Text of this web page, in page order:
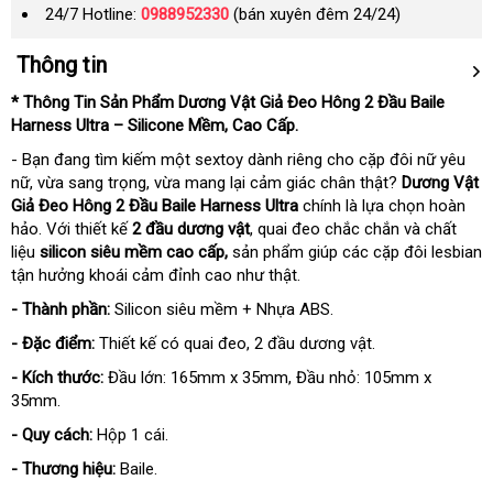
24/7 Hotline: 0988952330 (bán xuyên đêm 24/24)
Thông tin
* Thông Tin Sản Phẩm Dương Vật Giả Đeo Hông 2 Đầu Baile
Harness Ultra – Silicone Mềm, Cao Cấp.
- Bạn đang tìm kiếm một sextoy dành riêng cho cặp đôi nữ yêu
nữ, vừa sang trọng, vừa mang lại cảm giác chân thật? Dương Vật
Giả Đeo Hông 2 Đầu Baile Harness Ultra chính là lựa chọn hoàn
hảo. Với thiết kế2 đầu dương vật, quai đeo chắc chắn và chất
liệu silicon siêu mềm cao cấp, sản phẩm giúp các cặp đôi lesbian
tận hưởng khoái cảm đỉnh cao như thật.
- Thành phần: Silicon siêu mềm + Nhựa ABS.
- Đặc điểm: Thiết kế có quai đeo, 2 đầu dương vật.
- Kích thước: Đầu lớn: 165mm x 35mm, Đầu nhỏ: 105mm x
35mm.
- Quy cách: Hộp 1 cái.
- Thương hiệu: Baile.